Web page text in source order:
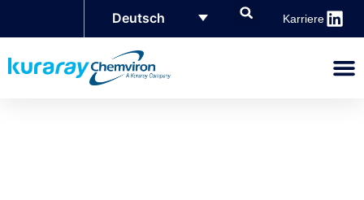
Karriere
Deutsch